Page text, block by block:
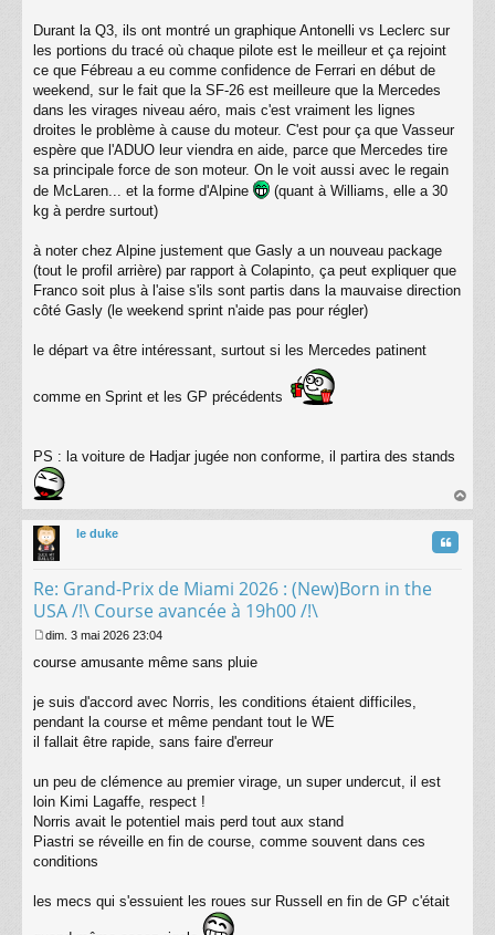
Durant la Q3, ils ont montré un graphique Antonelli vs Leclerc sur
les portions du tracé où chaque pilote est le meilleur et ça rejoint
ce que Fébreau a eu comme confidence de Ferrari en début de
weekend, sur le fait que la SF-26 est meilleure que la Mercedes
dans les virages niveau aéro, mais c'est vraiment les lignes
droites le problème à cause du moteur. C'est pour ça que Vasseur
espère que l'ADUO leur viendra en aide, parce que Mercedes tire
sa principale force de son moteur. On le voit aussi avec le regain
de McLaren... et la forme d'Alpine
(quant à Williams, elle a 30
kg à perdre surtout)
à noter chez Alpine justement que Gasly a un nouveau package
(tout le profil arrière) par rapport à Colapinto, ça peut expliquer que
Franco soit plus à l'aise s'ils sont partis dans la mauvaise direction
côté Gasly (le weekend sprint n'aide pas pour régler)
le départ va être intéressant, surtout si les Mercedes patinent
comme en Sprint et les GP précédents
PS : la voiture de Hadjar jugée non conforme, il partira des stands
au
le duke
Re: Grand-Prix de Miami 2026 : (New)Born in the
USA /!\ Course avancée à 19h00 /!\
Citation
e
s
g
e
dim. 3 mai 2026 23:04
course amusante même sans pluie
je suis d'accord avec Norris, les conditions étaient difficiles,
pendant la course et même pendant tout le WE
il fallait être rapide, sans faire d'erreur
un peu de clémence au premier virage, un super undercut, il est
loin Kimi Lagaffe, respect !
Norris avait le potentiel mais perd tout aux stand
Piastri se réveille en fin de course, comme souvent dans ces
conditions
les mecs qui s'essuient les roues sur Russell en fin de GP c'était